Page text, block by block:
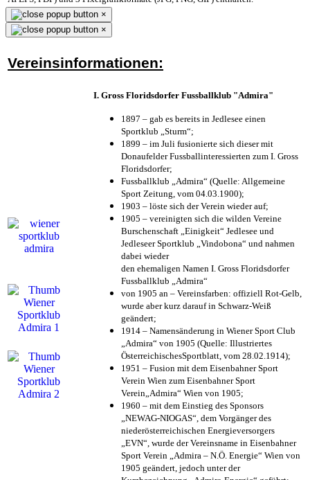
×
×
Vereinsinformationen:
I. Gross Floridsdorfer Fussballklub "Admira"
1897 – gab es bereits in Jedlesee einen
Sportklub „Sturm“;
1899 – im Juli fusionierte sich dieser mit
Donaufelder Fussballinteressierten zum I. Gross
Floridsdorfer;
Fussballklub „Admira“ (Quelle: Allgemeine
Sport Zeitung, vom 04.03.1900);
1903 – löste sich der Verein wieder auf;
1905 – vereinigten sich die wilden Vereine
Burschenschaft „Einigkeit“ Jedlesee und
Jedleseer Sportklub „Vindobona“ und nahmen
dabei wieder
den ehemaligen Namen I. Gross Floridsdorfer
Fussballklub „Admira“
von 1905 an – Vereinsfarben: offiziell Rot-Gelb,
wurde aber kurz darauf in Schwarz-Weiß
geändert;
1914 – Namensänderung in Wiener Sport Club
„Admira“ von 1905 (Quelle: Illustriertes
ÖsterreichischesSportblatt, vom 28.02.1914);
1951 – Fusion mit dem Eisenbahner Sport
Verein Wien zum Eisenbahner Sport
Verein„Admira“ Wien von 1905;
1960 – mit dem Einstieg des Sponsors
„NEWAG-NIOGAS“, dem Vorgänger des
niederösterreichischen Energieversorgers
„EVN“, wurde der Vereinsname in Eisenbahner
Sport Verein „Admira – N.Ö. Energie“ Wien von
1905 geändert, jedoch unter der